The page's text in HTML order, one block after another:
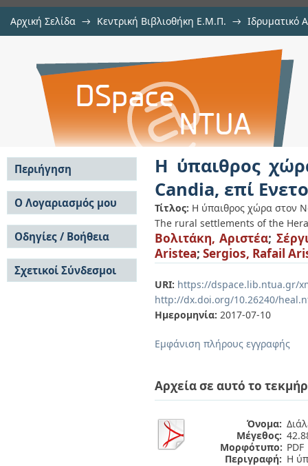
Αρχική Σελίδα → Κεντρική Βιβλιοθήκη Ε.Μ.Π. → Ιδρυματικό
Η ύπαιθρος χώρα στον
Ενετοκρατίας
Η ύπαιθρος
Candia, επί
Τίτλος: Η ύπαιθρος χώρα στον
The rural settlements of the
Βολιτάκη, Αριστέα;
Aristea; Sergios, Rafail
URI: https://dspace.lib.ntua.gr/
http://dx.doi.org/10.26240/
Ημερομηνία: 2017-07-10
Εμφάνιση πλήρους εγγραφής
Αρχεία σε αυτό το
Όνομα:
Μέγεθος:
Μορφότυπο: PDF
Περιγραφή: Η
Περιήγηση
Σε όλο το DSpace
Κοινότητες & Συλλογές
Ανά Ημερομηνία
Έκδοσης
Συγγραφείς
Τίτλοι
Θέματα
Ο Λογαριασμός μου
Σύνδεση
Εγγραφή
Οδηγίες / Βοήθεια
Οδηγίες Υποβολής
Οδηγίες Χρήσης ΙΑ
Συχνές Ερωτήσεις
Σχετικοί Σύνδεσμοι